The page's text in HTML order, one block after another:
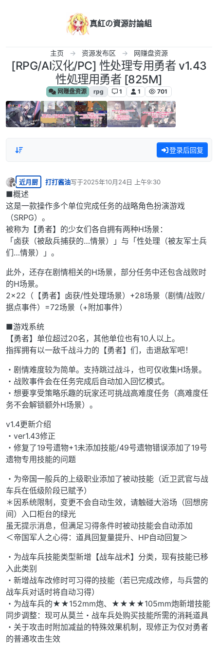
真紅の資源討論組
主页 资源发布区 网赚盘资源
[RPG/AI汉化/PC] 性处理专用勇者 v1.43
性処理用勇者 [825M]
网赚盘资源 rpg 1 1 701
登录后回复
离线
近月厨 打打酱油写于2025年10月24日 上午9:30
最后由 编辑
■概述
这是一款操作多个单位完成任务的战略角色扮演游戏
（SRPG）。
被称为【勇者】的少女们各自拥有两种H场景：
「卤获（被敌兵捕获的…情景）」与「性处理（被友军士兵
们…情景）」。
此外，还存在剧情相关的H场景，部分任务中还包含战败时
的H场景。
2×22（【勇者】卤获/性处理场景）+28场景（剧情/战败/
据点事件）=72场景（+附加事件）
■游戏系统
【勇者】单位超过20名，其他单位也有10人以上。
指挥拥有以一敌千战斗力的【勇者】们，击退敌军吧！
・剧情难度较为简单。支持跳过战斗，也可仅收集H场景。
・战败事件会在任务完成后自动加入回忆模式。
・想要享受策略乐趣的玩家还可挑战高难度任务（高难度任
务不会解锁额外H场景）。
v1.4更新介绍
・ver1.43修正
・修复了19号遗物+1未添加技能/49号遗物错误添加了19号
遗物专用技能的问题
・为帝国一般兵的上级职业添加了被动技能（近卫武官与战
车兵在低级阶段已赋予）
＊因系统限制，变更不会自动生效，请触碰大浴场（回想房
间）入口柜台的绿光
虽无提示消息，但满足习得条件时被动技能会自动添加
＜帝国军人之心得：道具回复量提升、HP自动回复＞
・为战车兵技能类型新增【战车战术】分类，现有技能已移
入此类别
・新增战车改修时可习得的技能（若已完成改修，与兵营的
战车兵对话时将自动习得）
・为战车兵的★★152mm炮、★★★★105mm炮新增技能
同步调整：现可从莫兰・战车兵处购买技能所需的消耗道具
・关于攻击时附加减益的特殊效果机制，现修正为仅对勇者
的普通攻击生效